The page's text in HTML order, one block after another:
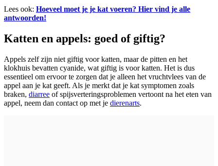
Lees ook: Hoeveel moet je je kat voeren? Hier vind je alle
antwoorden!
Katten en appels: goed of giftig?
Appels zelf zijn niet giftig voor katten, maar de pitten en het
klokhuis bevatten cyanide, wat giftig is voor katten. Het is dus
essentieel om ervoor te zorgen dat je alleen het vruchtvlees van de
appel aan je kat geeft. Als je merkt dat je kat symptomen zoals
braken, diarree of spijsverteringsproblemen vertoont na het eten van
appel, neem dan contact op met je dierenarts.